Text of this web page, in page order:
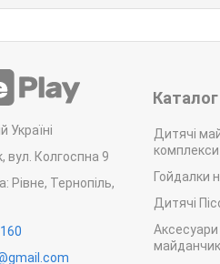
Україні
вул. Колгоспна 9
Рівне, Тернопіль,
Каталог
Дитячі
комплекси
Гойдалки
Дитячі